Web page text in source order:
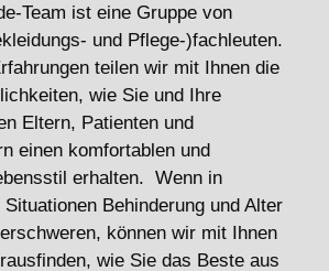
Team ist eine Gruppe von
und Pflege-)fachleuten.
teilen wir mit Ihnen die
wie Sie und Ihre
Eltern, Patienten und
einen komfortablen und
erhalten. Wenn in
Behinderung und Alter
können wir mit Ihnen
wie Sie das Beste aus